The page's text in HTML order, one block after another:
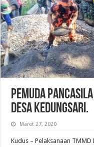
Pemuda
Desa Kedungsari.
Maret 27, 2020
Kudus – Pelaksanaan